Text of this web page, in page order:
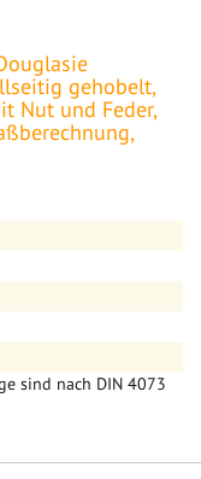
gehobelt,
Nut und Feder,
sind nach DIN 4073